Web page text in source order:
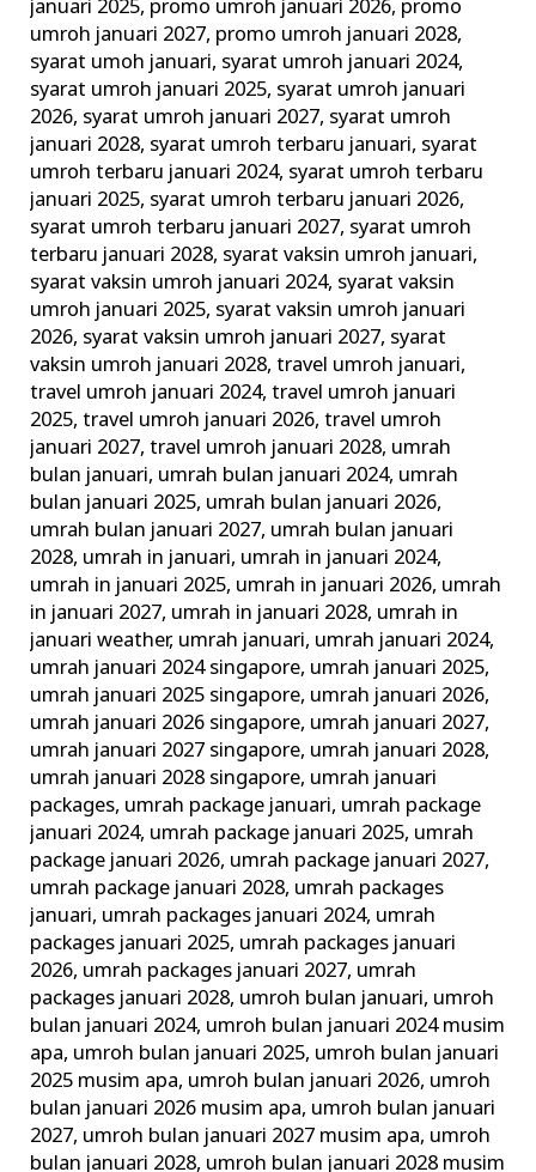
januari 2025, promo umroh januari 2026, promo
umroh januari 2027, promo umroh januari 2028,
syarat umoh januari, syarat umroh januari 2024,
syarat umroh januari 2025, syarat umroh januari
2026, syarat umroh januari 2027, syarat umroh
januari 2028, syarat umroh terbaru januari, syarat
umroh terbaru januari 2024, syarat umroh terbaru
januari 2025, syarat umroh terbaru januari 2026,
syarat umroh terbaru januari 2027, syarat umroh
terbaru januari 2028, syarat vaksin umroh januari,
syarat vaksin umroh januari 2024, syarat vaksin
umroh januari 2025, syarat vaksin umroh januari
2026, syarat vaksin umroh januari 2027, syarat
vaksin umroh januari 2028,travel umroh januari,
travel umroh januari 2024,travel umroh januari
2025,travel umroh januari 2026,travel umroh
januari 2027,travel umroh januari 2028, umrah
bulan januari, umrah bulan januari 2024, umrah
bulan januari 2025, umrah bulan januari 2026,
umrah bulan januari 2027, umrah bulan januari
2028, umrah in januari, umrah in januari 2024,
umrah in januari 2025, umrah in januari 2026, umrah
in januari 2027, umrah in januari 2028, umrah in
januari weather, umrah januari, umrah januari 2024,
umrah januari 2024 singapore, umrah januari 2025,
umrah januari 2025 singapore, umrah januari 2026,
umrah januari 2026 singapore, umrah januari 2027,
umrah januari 2027 singapore, umrah januari 2028,
umrah januari 2028 singapore, umrah januari
packages, umrah package januari, umrah package
januari 2024, umrah package januari 2025, umrah
package januari 2026, umrah package januari 2027,
umrah package januari 2028, umrah packages
januari, umrah packages januari 2024, umrah
packages januari 2025, umrah packages januari
2026, umrah packages januari 2027, umrah
packages januari 2028, umroh bulan januari, umroh
bulan januari 2024, umroh bulan januari 2024 musim
apa, umroh bulan januari 2025, umroh bulan januari
2025 musim apa, umroh bulan januari 2026, umroh
bulan januari 2026 musim apa, umroh bulan januari
2027, umroh bulan januari 2027 musim apa, umroh
bulan januari 2028, umroh bulan januari 2028 musim